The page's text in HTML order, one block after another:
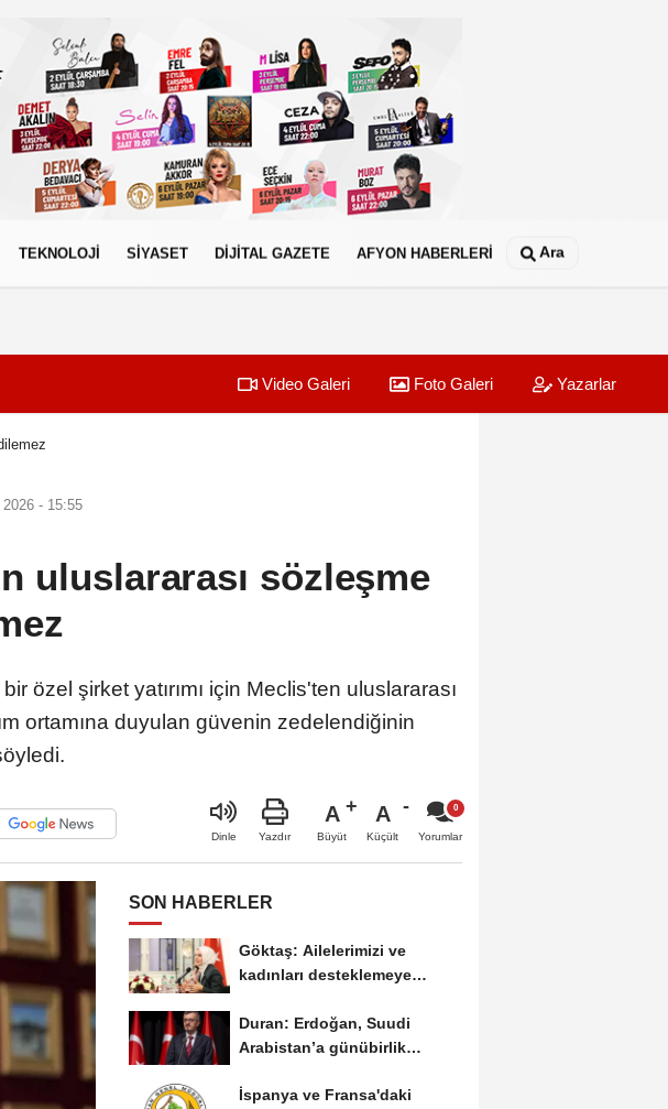
TEKNOLOJİ SİYASET DİJİTAL GAZETE AFYON HABERLERİ Ara
Video Galeri Foto Galeri Yazarlar
- 15:55
uluslararası sözleşme
özel şirket yatırımı için Meclis'ten uluslararası
ortamına duyulan güvenin zedelendiğinin
Dinle Yazdır
A
Büyüt
A
Küçült Yorumlar
SON HABERLER
Göktaş: Ailelerimizi ve
kadınları desteklemeye
Duran: Erdoğan, Suudi
Arabistan’a günübirlik
İspanya ve Fransa'daki